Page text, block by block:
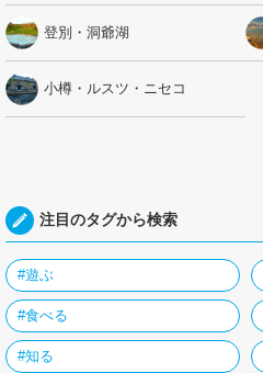
登別・洞爺湖
小樽・ルスツ・ニセコ
注目のタグから検索
#遊ぶ
#食べる
#知る